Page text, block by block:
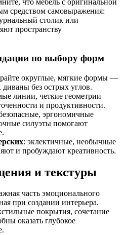
что мебель с оригинальной
средством самовыражения:
столик или
пространству
по выбору форм
округлые, мягкие формы —
без острых углов.
линии, четкие геометрии
и продуктивности.
эргономичные
силуэты помогают
: эклектичные, необычные
и пробуждают креативность.
и текстуры
часть эмоционального
при создании интерьера.
покрытия, сочетание
оказать глубокое